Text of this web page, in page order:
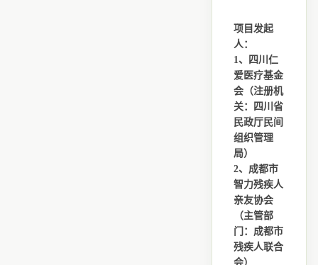
项目发起
人：
1、四川仁
爱医疗基金
会（注册机
关：四川省
民政厅民间
组织管理
局）
2、成都市
智力残疾人
亲友协会
（主管部
门：成都市
残疾人联合
会）